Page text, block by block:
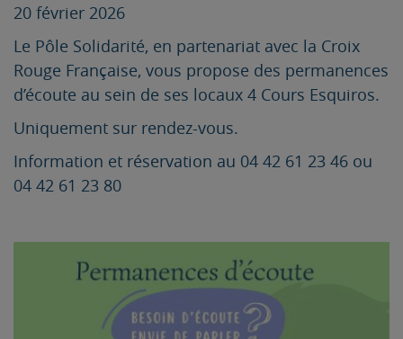
20 février 2026
Le Pôle Solidarité, en partenariat avec la Croix
Rouge Française, vous propose des permanences
d’écoute au sein de ses locaux 4 Cours Esquiros.
Uniquement sur rendez-vous.
Information et réservation au 04 42 61 23 46 ou
04 42 61 23 80